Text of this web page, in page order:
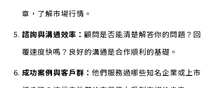
章，了解市場行情。
諮詢與溝通效率：顧問是否能清楚解答你的問題？回
覆速度快嗎？良好的溝通是合作順利的基礎。
成功案例與客戶群：他們服務過哪些知名企業或上市